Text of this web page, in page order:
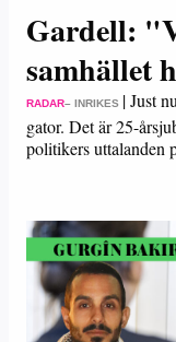
Gardell:
samhället
RADAR– INRIKES |Just
gator. Det är 25-
politikers uttalanden